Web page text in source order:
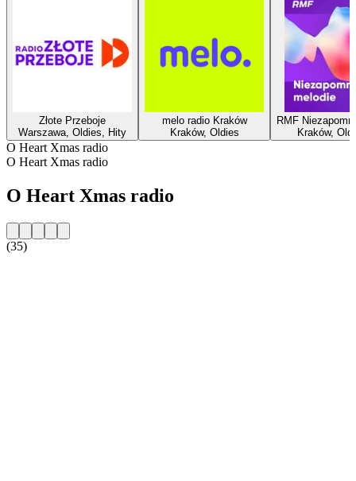
Złote Przeboje
Warszawa, Oldies, Hity
melo radio Kraków
Kraków, Oldies
RMF
Kraków,
O Heart Xmas radio
O Heart Xmas radio
O Heart Xmas radio
(35)